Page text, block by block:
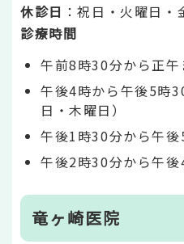
休診日 ：祝日・火曜日・
診療時間
午前8時30分から正午
午後4時から午後5時
日・木曜日）
午後1時30分から午後
午後2時30分から午後
竜ヶ崎医院